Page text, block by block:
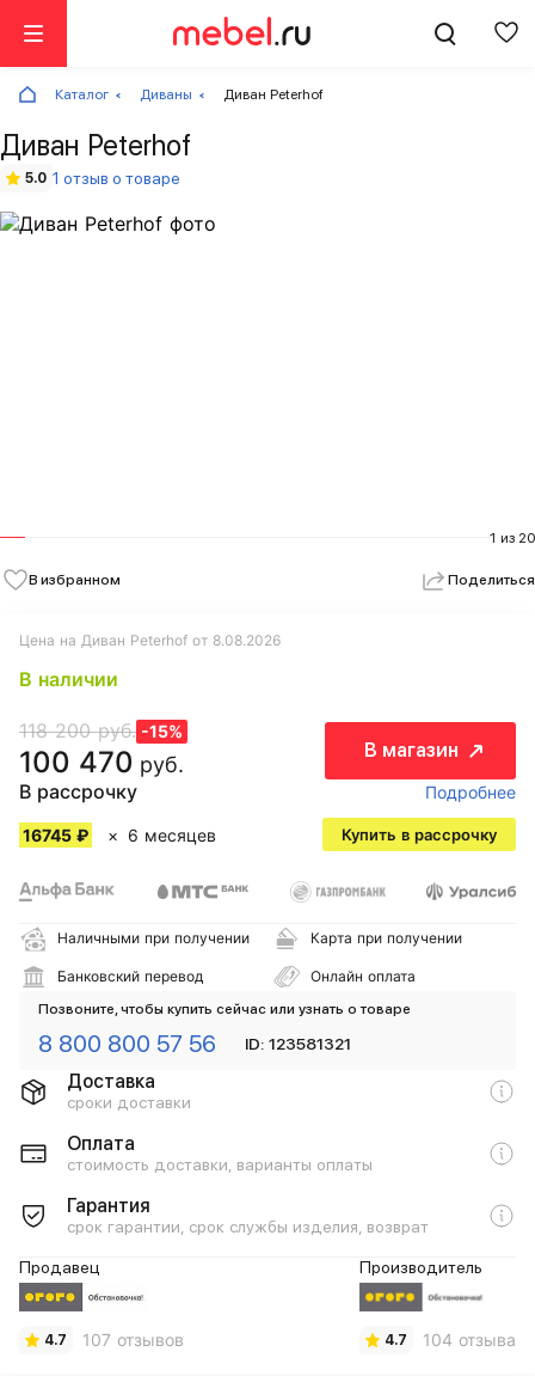
Каталог Диваны Диван Peterhof
Диван Peterhof
5.0 1 отзыв о товаре
1 из 20
В избранном Поделиться
Цена на Диван Peterhof от 8.08.2026
В наличии
118 200 руб. -15%
100 470 руб.
В магазин
В рассрочку Подробнее
16745 ₽ 6 месяцев Купить в рассрочку
Наличными при получении Карта при получении
Банковский перевод Онлайн оплата
Позвоните, чтобы купить сейчас или узнать о товаре
8 800 800 57 56 ID: 123581321
Доставка
сроки доставки
Оплата
стоимость доставки, варианты оплаты
Гарантия
срок гарантии, срок службы изделия, возврат
Продавец
4.7 107 отзывов
Производитель
4.7 104 отзыва